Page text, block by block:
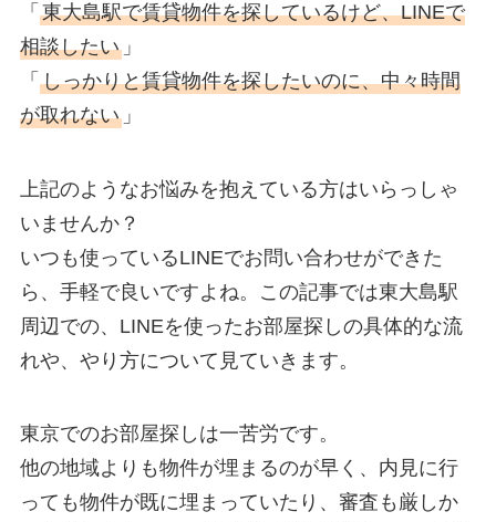
「 東大島駅で賃貸物件を探しているけど、LINEで
相談したい」
「 しっかりと賃貸物件を探したいのに、中々時間
が取れない」
上記のようなお悩みを抱えている方はいらっしゃ
いませんか？
いつも使っているLINEでお問い合わせができた
ら、手軽で良いですよね。この記事では東大島駅
周辺での、LINEを使ったお部屋探しの具体的な流
れや、やり方について見ていきます。
東京でのお部屋探しは一苦労です。
他の地域よりも物件が埋まるのが早く、内見に行
っても物件が既に埋まっていたり、審査も厳しか